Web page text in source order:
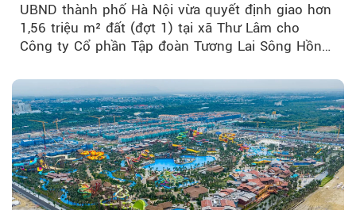
UBND thành phố Hà Nội vừa quyết định giao hơn
1,56 triệu m² đất (đợt 1) tại xã Thư Lâm cho
Công ty Cổ phần Tập đoàn Tương Lai Sông Hồng